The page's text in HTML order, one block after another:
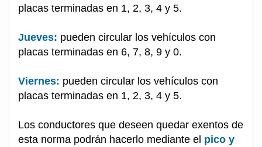
placas terminadas en 1, 2, 3, 4 y 5.
Jueves: pueden circular los vehículos con
placas terminadas en 6, 7, 8, 9 y 0.
Viernes: pueden circular los vehículos con
placas terminadas en 1, 2, 3, 4 y 5.
Los conductores que deseen quedar exentos de
esta norma podrán hacerlo mediante el pico y